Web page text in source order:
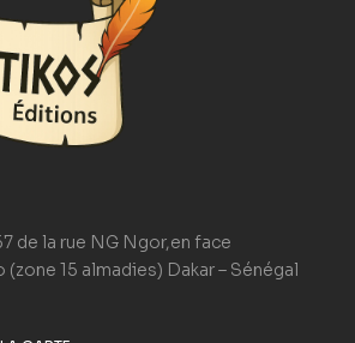
de la rue NG Ngor,en face
15 almadies) Dakar – Sénégal